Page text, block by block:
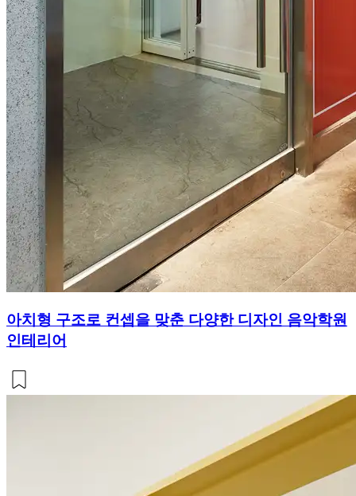
아치형 구조로 컨셉을 맞춘 다양한 디자인 음악학원
인테리어